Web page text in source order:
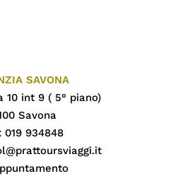
SAVONA
10 int 9 ( 5° piano)
Savona
019 934848